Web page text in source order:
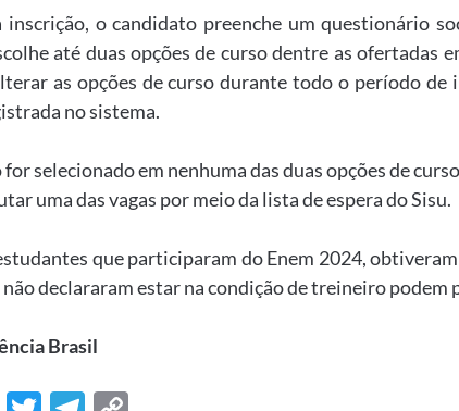
inscrição, o candidato preenche um questionário
até duas opções de curso dentre as ofertadas
as opções de curso durante todo o período de
no sistema.
selecionado em nenhuma das duas opções de
uma das vagas por meio da lista de espera do Sisu.
que participaram do Enem 2024,
não declararam estar na condição de treineiro podem
Brasil